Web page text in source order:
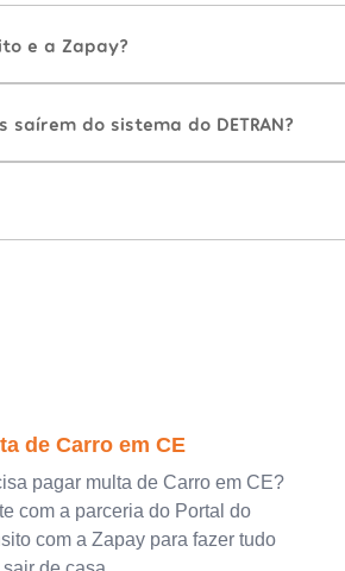
e a Zapay?
do sistema do DETRAN?
de Carro em CE
pagar multa de Carro em CE?
com a parceria do Portal do
com a Zapay para fazer tudo